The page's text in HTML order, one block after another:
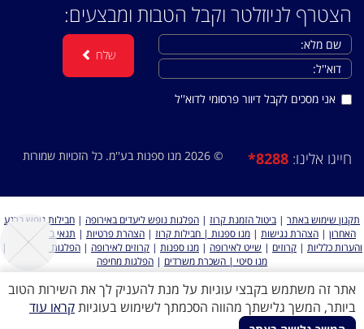
הצטרף לניוזלטר וקבל הטבות ומבצעים:
אני מסכים לקבל דיוור פרסומי לדוא''ל
שלח
חייגו אלינו: *8288 © 2026 מנו ספנות בע''מ. כל הזכויות שמורות
תקנון שימוש באתר | ביטול הזמנת קרוז | הפלגות נופש ליעדים באירופה | חבילות נופש ברגע
האחרון | הצהרת נגישות | מנו ספנות | חבילות קרוז | הצהרת פרטיות | תנאי ביטול, תקנון
והערות כלליות | קרוזים | שייט לאירופה | מנו ספנות | קרוזים לאירופה | הפלגות בים התיכון
|
מנו סיטי | השכרת משרדים | הפלגות מחיפה
כל הזכויות שמורות למנו ספנות 2026 ©
אתר זה משתמש בקבצי עוגיות על מנת להעניק לך את השירות הטוב
ביותר, המשך גלישתך מהווה הסכמתך לשימוש בעוגיותקראו עוד